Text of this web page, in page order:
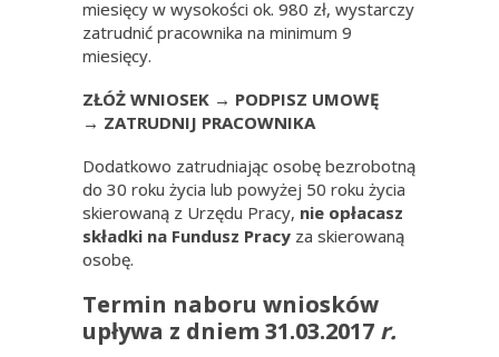
miesięcy w wysokości ok. 980 zł, wystarczy
zatrudnić pracownika na minimum 9
miesięcy.
ZŁÓŻ WNIOSEK → PODPISZ UMOWĘ
→ ZATRUDNIJ PRACOWNIKA
Dodatkowo zatrudniając osobę bezrobotną
do 30 roku życia lub powyżej 50 roku życia
skierowaną z Urzędu Pracy, nie opłacasz
składki na Fundusz Pracy za skierowaną
osobę.
Termin naboru wniosków
upływa z dniem 31.03.2017 r.